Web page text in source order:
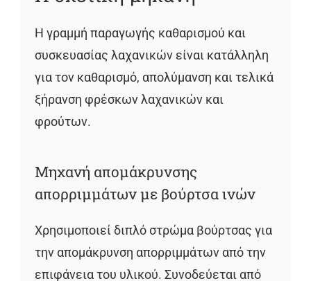
Η γραμμή παραγωγής καθαρισμού και
συσκευασίας λαχανικών είναι κατάλληλη
για τον καθαρισμό, απολύμανση και τελικά
ξήρανση φρέσκων λαχανικών και
φρούτων.
Μηχανή απομάκρυνσης
απορριμμάτων με βούρτσα ινών
Χρησιμοποιεί διπλό στρώμα βούρτσας για
την απομάκρυνση απορριμμάτων από την
επιφάνεια του υλικού. Συνοδεύεται από